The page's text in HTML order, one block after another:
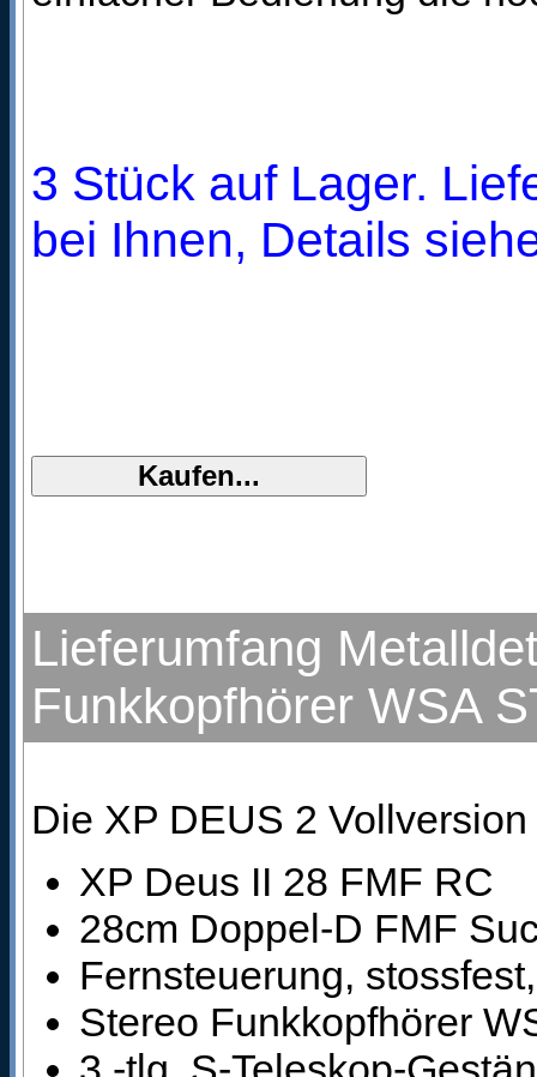
3 Stück auf Lager.
bei Ihnen, Details
Lieferumfang
Funkkopfhörer WSA
Die XP DEUS 2
XP Deus II 28 FMF RC
28cm Doppel-D FMF
Fernsteuerung,
Stereo Funkkopfhörer